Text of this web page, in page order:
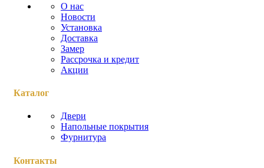
О нас
Новости
Установка
Доставка
Замер
Рассрочка и кредит
Акции
Каталог
Двери
Напольные покрытия
Фурнитура
Контакты